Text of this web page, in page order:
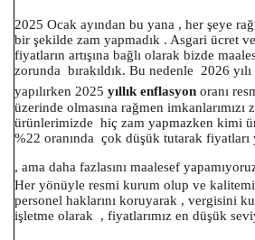
2025 Ocak ayından bu yana , her şeye
bir şekilde zam yapmadık . Asgari ücret
fiyatların artışına bağlı olarak bizde
zorunda bırakıldık. Bu nedenle 2026
yapılırken 2025yıllık enflasyon oranı
üzerinde olmasına rağmen
ürünlerimizde hiç zam yapmazken kimi
%22 oranında çok düşük tutarak fiyatları
, ama daha fazlasını maalesef
Her yönüyle resmi kurum olup ve
personel haklarını koruyarak , vergisini
işletme olarak , fiyatlarımız en düşük